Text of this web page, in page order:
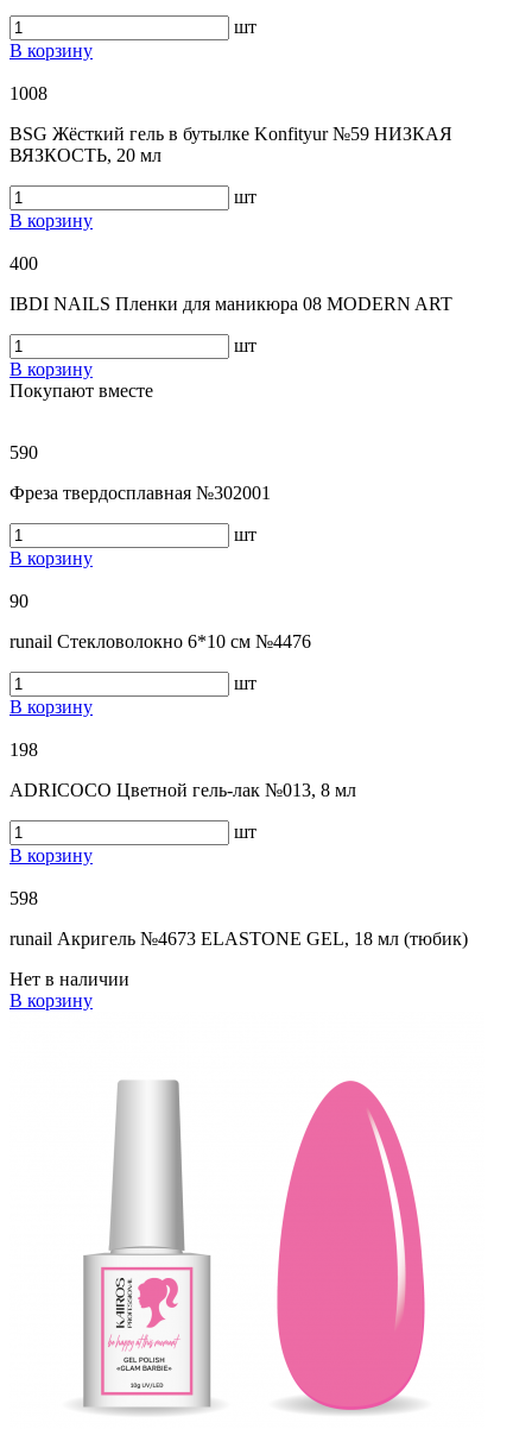
шт
В корзину
1008
BSG Жёсткий гель в бутылке Konfityur №59 НИЗКАЯ
ВЯЗКОСТЬ, 20 мл
шт
В корзину
400
IBDI NAILS Пленки для маникюра 08 MODERN ART
шт
В корзину
Покупают вместе
590
Фреза твердосплавная №302001
шт
В корзину
90
runail Стекловолокно 6*10 см №4476
шт
В корзину
198
ADRICOCO Цветной гель-лак №013, 8 мл
шт
В корзину
598
runail Акригель №4673 ELASTONE GEL, 18 мл (тюбик)
Нет в наличии
В корзину